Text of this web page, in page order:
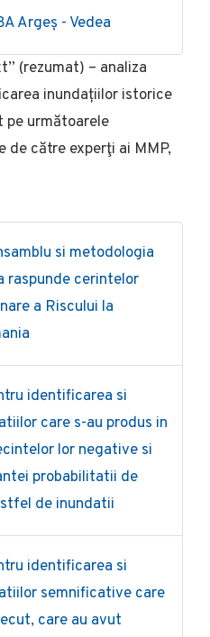
Argeș - Vedea
(rezumat) – analiza
inundațiilor istorice
pe următoarele
de către experţi ai MMP,
si metodologia
raspunde cerintelor
a Riscului la
identificarea si
care s-au produs in
lor negative si
probabilitatii de
de inundatii
identificarea si
semnificative care
care au avut